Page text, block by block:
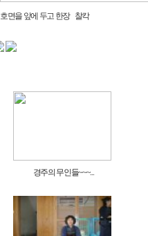
호면을 앞에 두고 한장 찰칵
경주의 무인들~~~...